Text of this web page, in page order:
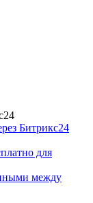
Битрикс24
для
между